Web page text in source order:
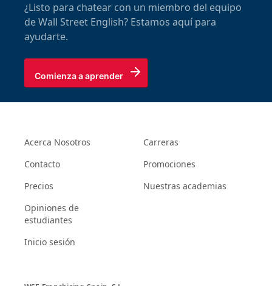
¿Listo para chatear con un miembro del equipo
de Wall Street English? Estamos aquí para
ayudarte.
Comienza a aprender
Acerca Nosotros
Contacto
Precios
Opiniones de
estudiantes
Inicio sesión
Carreras
Promociones
Nuestras academias